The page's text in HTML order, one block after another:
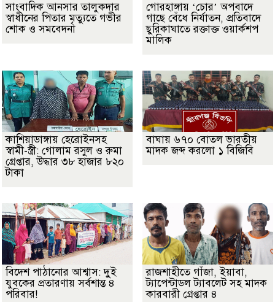
সাংবাদিক আনসার তালুকদার
স্বাধীনের পিতার মৃত্যুতে গভীর
শোক ও সমবেদনা
গোরহাঙ্গায় ‘চোর’ অপবাদে
গাছে বেঁধে নির্যাতন, প্রতিবাদে
ছুরিকাঘাতে রক্তাক্ত ওয়ার্কশপ
মালিক
কাশিয়াডাঙ্গায় হেরোইনসহ
স্বামী-স্ত্রী: গোলাম রসুল ও রুমা
গ্রেপ্তার, উদ্ধার ৩৮ হাজার ৮২০
টাকা
বাঘায় ৬৭০ বোতল ভারতীয়
মাদক জব্দ করলো ১ বিজিবি
বিদেশ পাঠানোর আশ্বাস: দুুই
যুবকের প্রতারণায় সর্বশান্ত ৪
পরিবার!
রাজশাহীতে গাঁজা, ইয়াবা,
ট্যাপেন্টাডল ট্যাবলেট সহ মাদক
কারবারী গ্রেপ্তার ৪